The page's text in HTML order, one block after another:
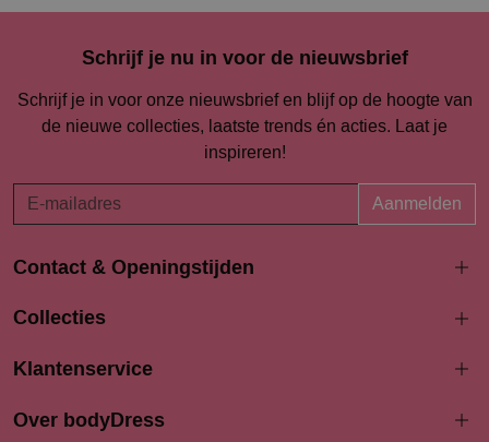
Schrijf je nu in voor de nieuwsbrief
Schrijf je in voor onze nieuwsbrief en blijf op de hoogte van
de nieuwe collecties, laatste trends én acties. Laat je
inspireren!
Aanmelden
Contact & Openingstijden
Langestraat 94-96
033 4690704
Openingstijden
Collecties
Klantenservice
Over bodyDress